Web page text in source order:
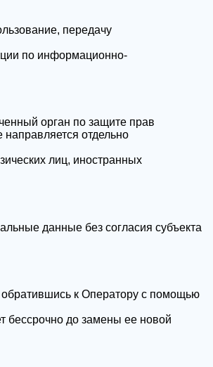
передачу
по информационно-
орган по защите прав
отдельно
лиц, иностранных
данные без согласия субъекта
к Оператору с помощью
бессрочно до замены ее новой